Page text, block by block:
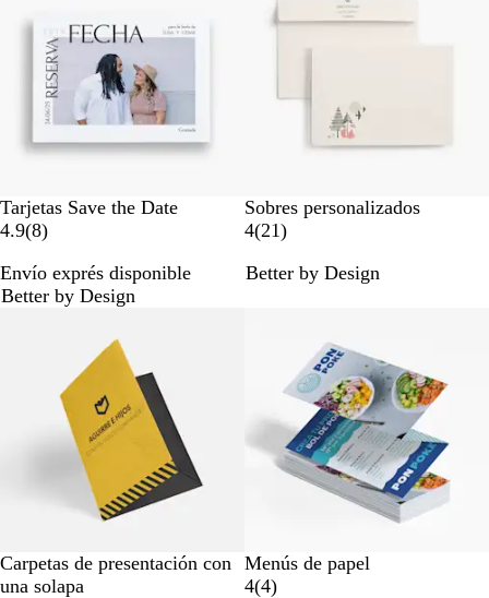
a
s
Tarjetas Save the Date
4.9(88
e
s
)
Envío exprés disponible
Better by Design
Sobres personalizados
4(212
r
a
)
Better by Design
Carpetas de presentación con
una solapa
Menús de papel
4(44
)